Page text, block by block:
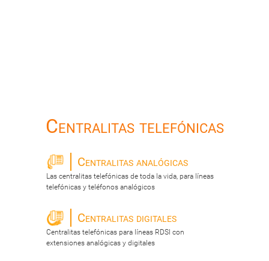
Centralitas telefónicas
Centralitas analógicas
Las centralitas telefónicas de toda la vida, para líneas
telefónicas y teléfonos analógicos
Centralitas digitales
Centralitas telefónicas para líneas RDSI con
extensiones analógicas y digitales